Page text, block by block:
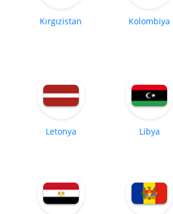
Kırgızistan Kolombiya
Letonya Libya